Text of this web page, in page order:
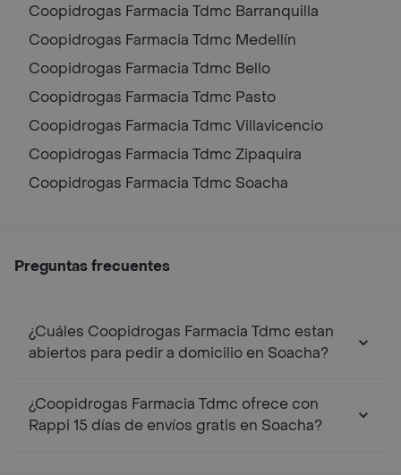
Coopidrogas Farmacia Tdmc Barranquilla
Coopidrogas Farmacia Tdmc Medellín
Coopidrogas Farmacia Tdmc Bello
Coopidrogas Farmacia Tdmc Pasto
Coopidrogas Farmacia Tdmc Villavicencio
Coopidrogas Farmacia Tdmc Zipaquira
Coopidrogas Farmacia Tdmc Soacha
Preguntas frecuentes
¿Cuáles Coopidrogas Farmacia Tdmc estan
abiertos para pedir a domicilio en Soacha?
¿Coopidrogas Farmacia Tdmc ofrece con
Rappi 15 días de envíos gratis en Soacha?